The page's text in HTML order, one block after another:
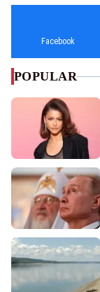
Facebook
POPULAR